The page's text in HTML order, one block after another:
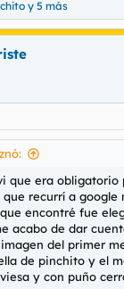
y 5 más
que era obligatorio
que recurrí a google
encontré fue
acabo de dar
del primer
de pinchito y el
y con puño